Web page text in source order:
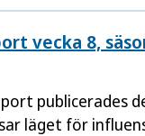
vecka 8,
publicerades
läget för